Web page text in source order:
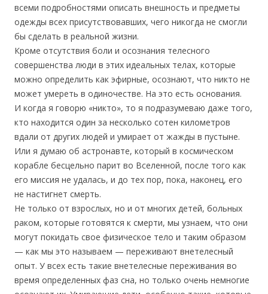
всеми подробностями описать внешность и предметы
одежды всех присутствовавших, чего никогда не смогли
бы сделать в реальной жизни.
Кроме отсутствия боли и осознания телесного
совершенства люди в этих идеальных телах, которые
можно определить как эфирные, осознают, что никто не
может умереть в одиночестве. На это есть основания.
И когда я говорю «никто», то я подразумеваю даже того,
кто находится один за несколько сотен километров
вдали от других людей и умирает от жажды в пустыне.
Или я думаю об астронавте, который в космическом
корабле бесцельно парит во Вселенной, после того как
его миссия не удалась, и до тех пор, пока, наконец, его
не настигнет смерть.
Не только от взрослых, но и от многих детей, больных
раком, которые готовятся к смерти, мы узнаем, что они
могут покидать свое физическое тело и таким образом
— как мы это называем — переживают внетелесный
опыт. У всех есть такие внетелесные переживания во
время определенных фаз сна, но только очень немногие